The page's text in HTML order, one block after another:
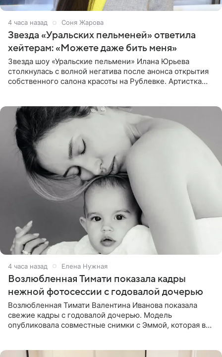
4 часа назад Соня Жарова
Звезда «Уральских пельменей» ответила
хейтерам: «Можете даже бить меня»
Звезда шоу «Уральские пельмени» Илана Юрьева
столкнулась с волной негатива после анонса открытия
собственного салона красоты на Рублевке. Артистка
4 часа назад Елена Нужная
Возлюбленная Тимати показала кадры
нежной фотосессии с годовалой дочерью
Возлюбленная Тимати Валентина Иванова показала
свежие кадры с годовалой дочерью. Модель
опубликовала совместные снимки с Эммой, которая в